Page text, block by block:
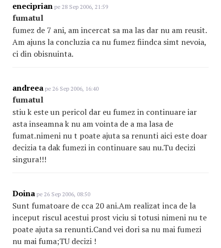
eneciprian pe 28 Sep 2006, 21:59
fumatul
fumez de 7 ani, am incercat sa ma las dar nu am reusit.
Am ajuns la concluzia ca nu fumez fiindca simt nevoia,
ci din obisnuinta.
andreea pe 26 Sep 2006, 16:40
fumatul
stiu k este un pericol dar eu fumez in continuare iar
asta inseamna k nu am vointa de a ma lasa de
fumat.nimeni nu t poate ajuta sa renunti aici este doar
decizia ta dak fumezi in continuare sau nu.Tu decizi
singura!!!
Doina pe 26 Sep 2006, 08:50
Sunt fumatoare de cca 20 ani.Am realizat inca de la
inceput riscul acestui prost viciu si totusi nimeni nu te
poate ajuta sa renunti.Cand vei dori sa nu mai fumezi
nu mai fuma;TU decizi !